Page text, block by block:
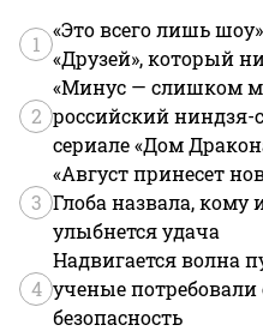
1
«Это всего лишь
«Друзей», который
2
«Минус — слишком
российский ниндзя-
сериале «Дом
3
«Август принесет
Глоба назвала, кому
улыбнется удача
4
Надвигается волна
ученые потребовали
безопасность